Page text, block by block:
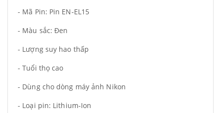
- Mã Pin: Pin EN-EL15
- Màu sắc: Đen
- Lượng suy hao thấp
- Tuổi thọ cao
- Dùng cho dòng máy ảnh Nikon
- Loại pin: Lithium-Ion